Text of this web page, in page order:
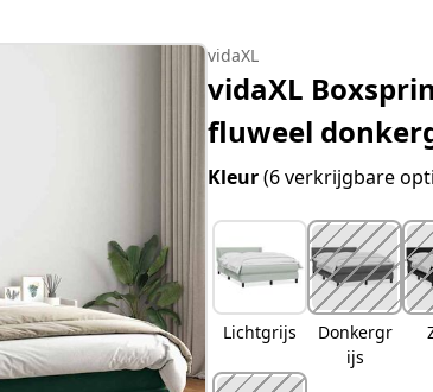
vidaXL
vidaXL
fluweel
Kleur(6 verkrijgbare
Lichtgrijs
Donkergr
ijs